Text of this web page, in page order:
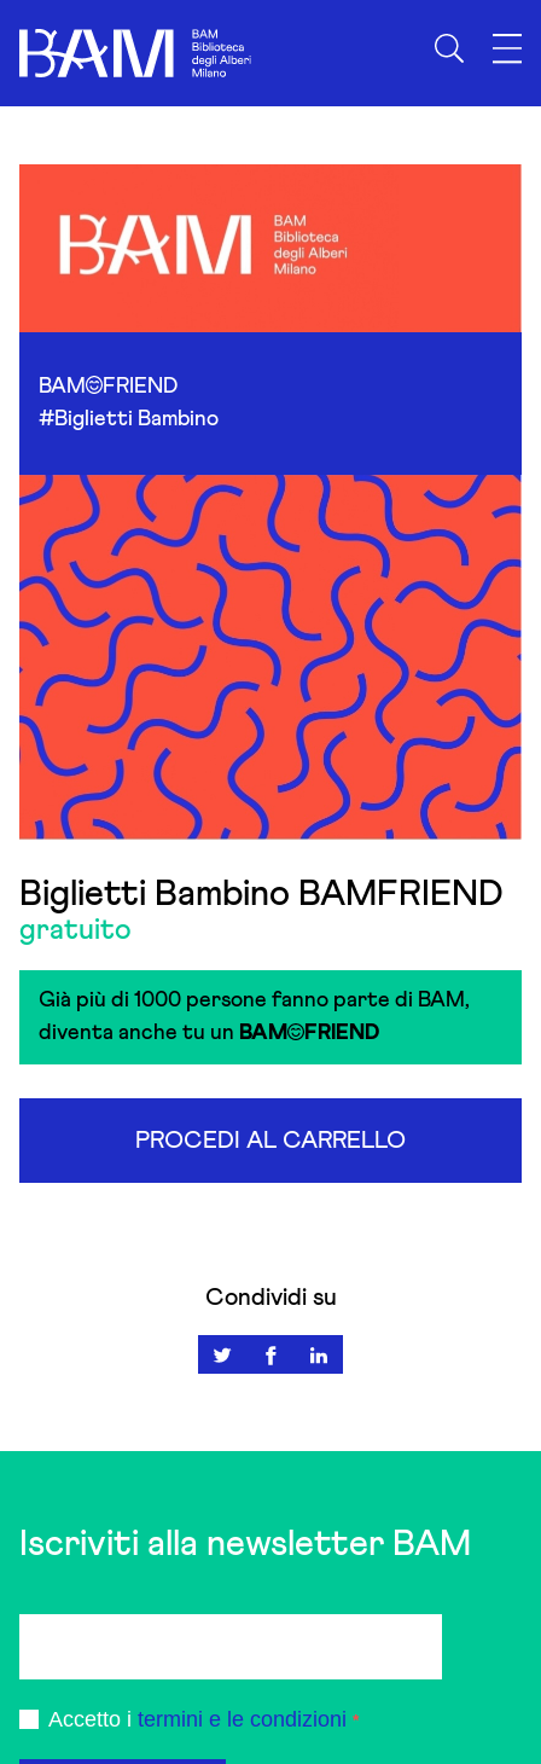
BAM
FRIEND
#Biglietti Bambino
Biglietti Bambino BAMFRIEND
gratuito
Già più di 1000 persone fanno parte di BAM,
diventa anche tu un BAM FRIEND
PROCEDI AL CARRELLO
Condividi su
Iscriviti alla newsletter BAM
Accetto i termini e le condizioni